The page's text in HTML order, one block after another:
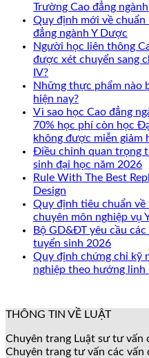
Trường Cao đẳng
Quy định mới về chuẩn
đẳng ngành Y Dược
Người học liên thông
được xét chuyển sang
IV?
Những thực phẩm nào
hiện nay?
Vì sao học Cao đẳng
70% học phí còn học
không được miễn giảm
Điều chỉnh quan trọng
sinh đại học năm 2026
Rule With The Best
Design
Quy định tiêu chuẩn
chuyên môn nghiệp vụ
Bộ GD&ĐT yêu cầu
tuyển sinh 2026
Quy định chứng chỉ kỹ
nghiệp theo hướng linh
THÔNG TIN VỀ LUẬT
Chuyên trang Luật sư tư vấn
Chuyên trang tư vấn các vấn